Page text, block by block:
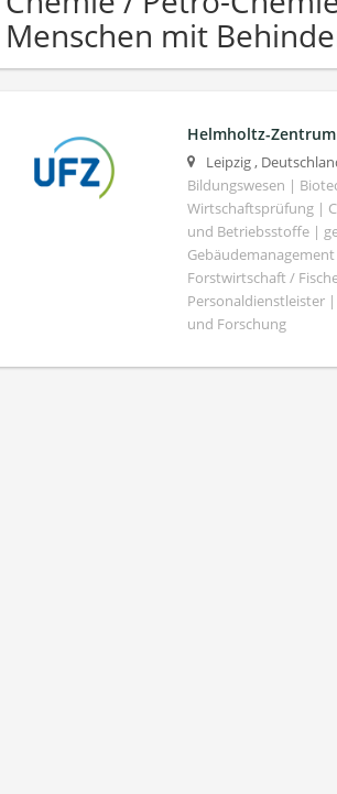
Menschen mit
Helmholtz-
Leipzig,
Bildungswesen |
Wirtschaftsprüfung |
und Betriebsstoffe |
Forstwirtschaft /
Personaldienstleister
und Forschung